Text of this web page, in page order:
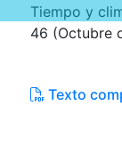
Tiempo y
46 (Octubre
Texto